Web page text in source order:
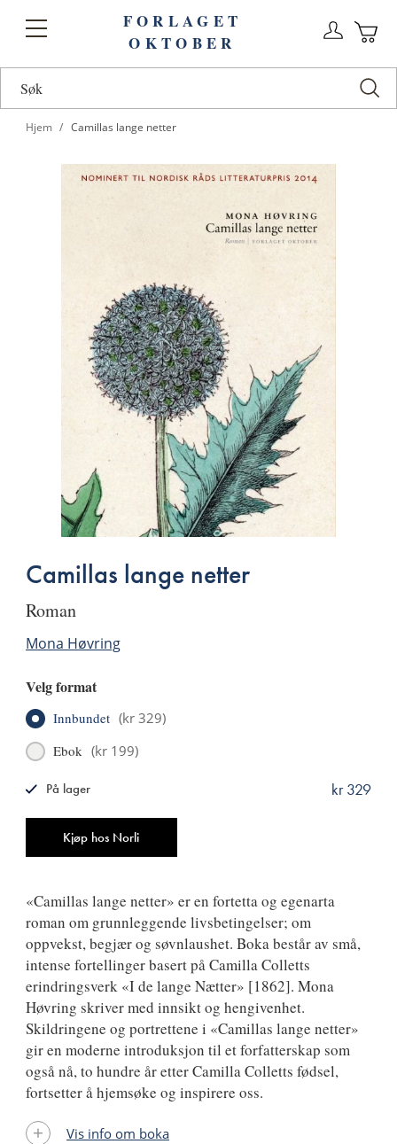
Toggle
FORLAGET
OKTOBER
Hjem Camillas lange netter
Camillas lange netter
roman
Mona Høvring
Velg format
Innbundet (kr 329)
Ebok (kr 199)
Kjøp hos Norli
kr 329
På lager
«Camillas lange netter» er en fortetta og egenarta
roman om grunnleggende livsbetingelser; om
oppvekst, begjær og søvnlaushet. Boka består av små,
intense fortellinger basert på Camilla Colletts
erindringsverk «I de lange Nætter» [1862]. Mona
Høvring skriver med innsikt og hengivenhet.
Skildringene og portrettene i «Camillas lange netter»
gir en moderne introduksjon til et forfatterskap som
også nå, to hundre år etter Camilla Colletts fødsel,
fortsetter å hjemsøke og inspirere oss.
Vis info om boka